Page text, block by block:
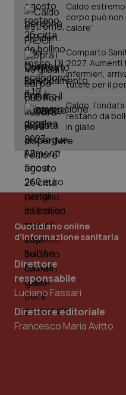
Caldo
corpo può
calore”
Comparto
2027. Aumenti
infermieri,
tutele per il
Caldo,
restano da
in giallo
Quotidiano online
d'informazione sanitaria
Direttore
responsabile
Luciano Fassari
Direttore editoriale
Francesco Maria Avitto
_ga
PHPSESSID